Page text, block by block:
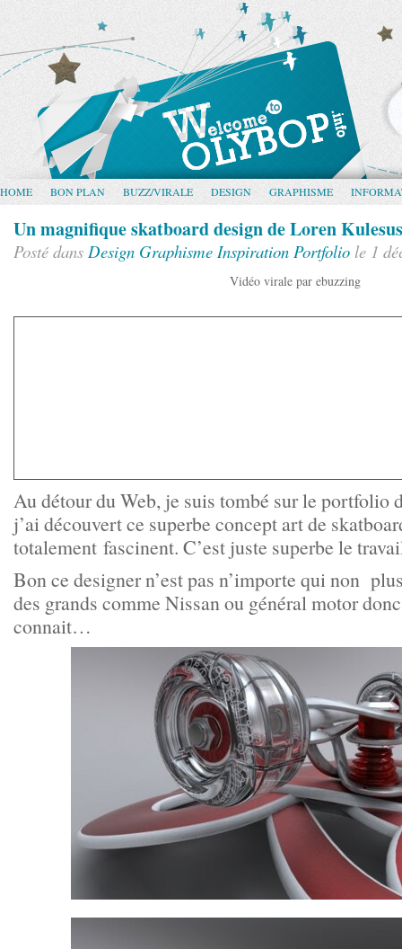
HOME BON PLAN BUZZ/VIRALE DESIGN GRAPHISME
Un magnifique skatboard design de Loren Kulesus
Posté dans Design Graphisme Inspiration Portfolio le 1
Vidéo virale par ebuzzing
Au détour du Web, je suis tombé sur le portfolio
j’ai découvert ce superbe concept art de
totalement fascinent. C’est juste superbe le
Bon ce designer n’est pas n’importe qui non
des grands comme Nissan ou général motor
connait…